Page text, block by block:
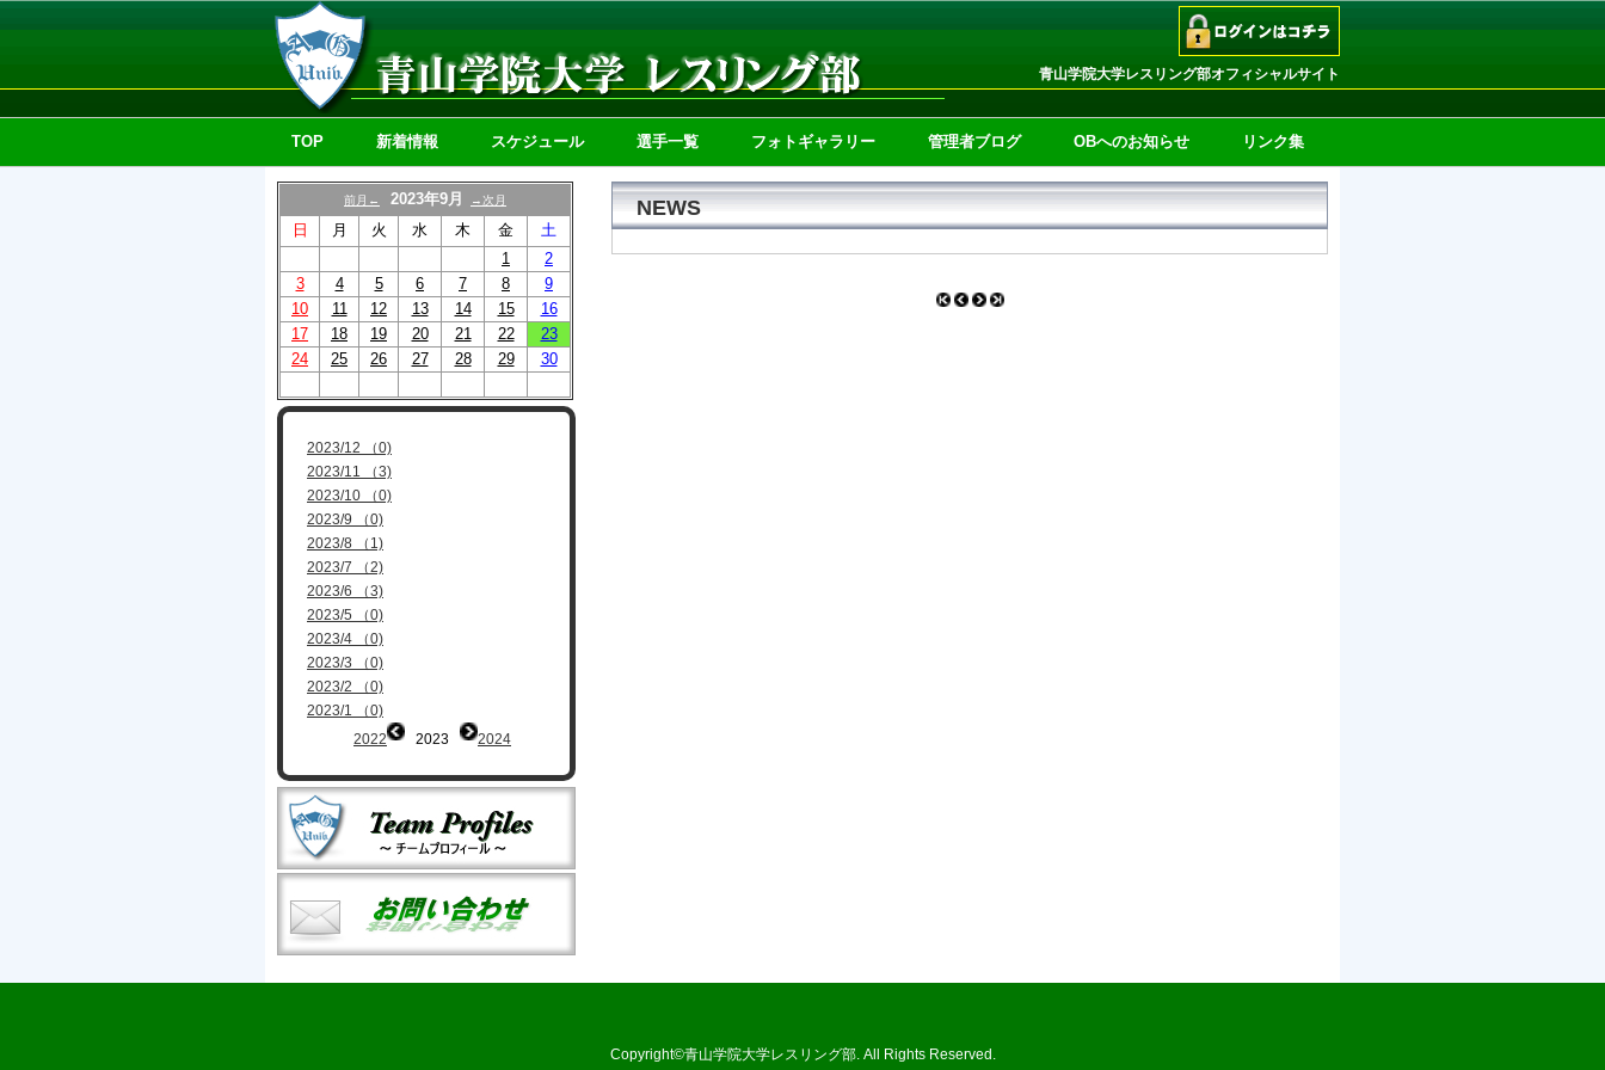
青山学院大学レスリング部オフィシャルサイト
TOP 新着情報 スケジュール 選手一覧 フォトギャラリー 管理者ブログ OBへのお知らせ リンク集
NEWS
前月← 2023年9月 →次月
日 月 火 水 木 金
土
1
2
3
4 5 6 7 8
9
10
11 12 13 14 15
16
17
18 19 20 21 22
23
24
25 26 27 28 29 30
2023/12 （0)
2023/11 （3)
2023/10 （0)
2023/9 （0)
2023/8 （1)
2023/7 （2)
2023/6 （3)
2023/5 （0)
2023/4 （0)
2023/3 （0)
2023/2 （0)
2023/1 （0)
2022
2023 2024
Copyright©青山学院大学レスリング部. All Rights Reserved.